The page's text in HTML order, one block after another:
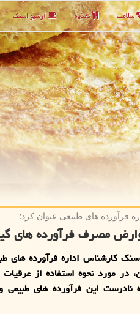
سلامت تغذیه آرشیو اسنك
فرآورده های طبیعی عنوان كرد؛
مصرف فرآورده های
کارشناس اداره فرآورده های
در مورد نحوه استفاده از
نادرست این فرآورده های طبیعی